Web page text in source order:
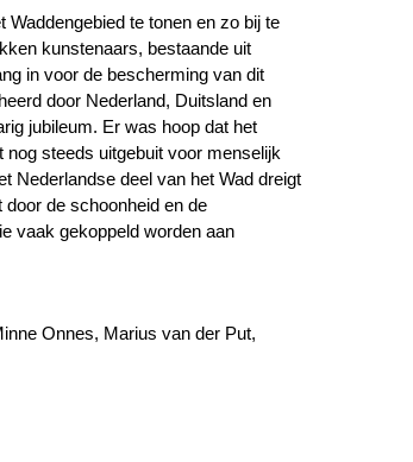
te tonen en zo bij te
kunstenaars, bestaande uit
in voor de bescherming van dit
door Nederland, Duitsland en
jubileum. Er was hoop dat het
steeds uitgebuit voor menselijk
Nederlandse deel van het Wad dreigt
de schoonheid en de
vaak gekoppeld worden aan
Onnes, Marius van der Put,